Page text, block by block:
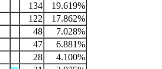
134
19.619%
122
17.862%
48
7.028%
47
6.881%
28
4.100%